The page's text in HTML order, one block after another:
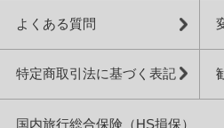
つり（京都府）、三千院もみじ祭（
「光の幻想列車」（京都府）、聖護
イルミナージュ（大阪府）、ドイツ
都府）、光のベージェント ～
ルミナージュ（大阪府）、初天神（
（大阪府）、万博記念公園梅まつり
府）、笠置さくらまつり（京都府）
府）、鴨川をどり（京都府）、京た
観（京都府）、貴船祭（京都府）、
OSAKA天の川伝説（大阪府）、住吉
（京都府・旬）、万願寺とうがらし（
よくある質問
特定商取引法に基づく表記
国内旅行総合保険（HS損保）